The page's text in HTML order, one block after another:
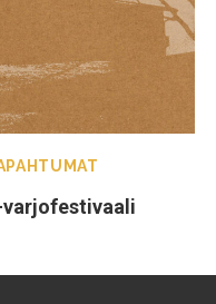
varjofestivaali